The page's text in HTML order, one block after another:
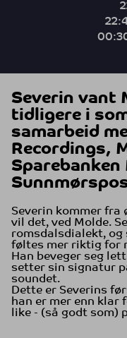
Severin vant
tidligere i
samarbeid
Recordings,
Sparebanken
Severin kommer fra
vil det, ved Molde.
romsdalsdialekt,
føltes mer riktig for
Han beveger seg
setter sin signatur
soundet.
Dette er Severins
han er mer enn klar
like - (så godt som)